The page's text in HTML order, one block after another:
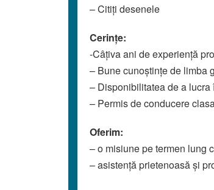
– Citiți desenele
Cerințe:
-Câțiva ani de experiență
– Bune cunoștințe de limba
– Disponibilitatea de a lucra
– Permis de conducere
Oferim:
– o misiune pe termen lung
– asistență prietenoasă și